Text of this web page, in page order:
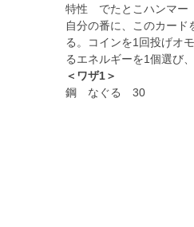
特性 でたとこハンマー
自分の番に、このカード
る。コインを1回投げオ
るエネルギーを1個選び
＜ワザ1＞
鋼 なぐる 30